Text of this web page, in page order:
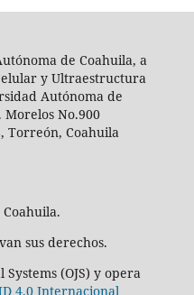
de Coahuila, a
y Ultraestructura
Autónoma de
Morelos No.900
Torreón, Coahuila
sus derechos.
(OJS) y opera
4.0 Internacional